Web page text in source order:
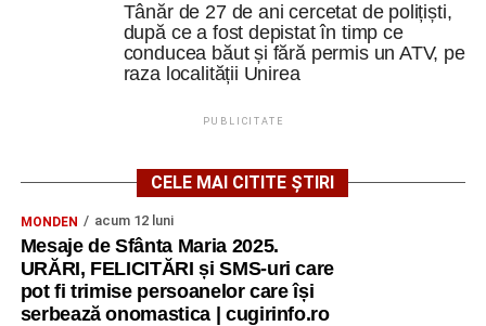
Tânăr de 27 de ani cercetat de polițiști,
după ce a fost depistat în timp ce
conducea băut și fără permis un ATV, pe
raza localității Unirea
PUBLICITATE
CELE MAI CITITE ȘTIRI
MONDEN acum 12 luni
Mesaje de Sfânta Maria 2025.
URĂRI, FELICITĂRI și SMS-uri care
pot fi trimise persoanelor care își
serbează onomastica | cugirinfo.ro